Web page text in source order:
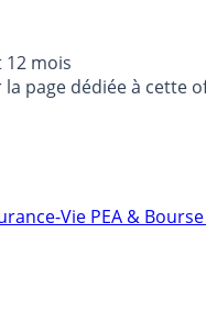
12 mois
page dédiée à cette
Vie PEA & Bourse